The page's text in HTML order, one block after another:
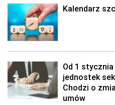
Kalendarz
Od 1
jednostek
Chodzi o
umów